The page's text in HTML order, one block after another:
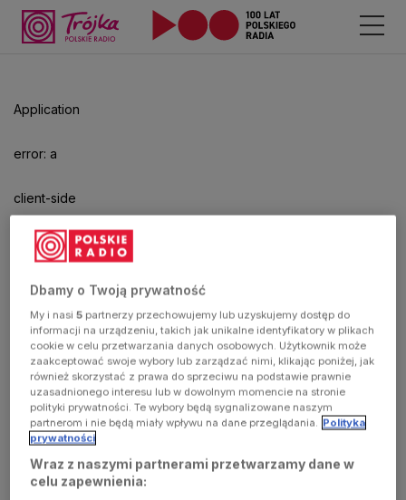
Application
error: a
client-side
exception
has
occurred
(see the
browser
console for
aby
odtwarzać.
Dbamy o Twoją prywatność
My i nasi5 partnerzy przechowujemy lub uzyskujemy dostęp do
informacji na urządzeniu, takich jak unikalne identyfikatory w plikach
cookie w celu przetwarzania danych osobowych. Użytkownik może
zaakceptować swoje wybory lub zarządzać nimi, klikając poniżej, jak
również skorzystać z prawa do sprzeciwu na podstawie prawnie
uzasadnionego interesu lub w dowolnym momencie na stronie
polityki prywatności. Te wybory będą sygnalizowane naszym
partnerom i nie będą miały wpływu na dane przeglądania. Polityka
prywatności
Wraz z naszymi partnerami przetwarzamy dane w
celu zapewnienia: